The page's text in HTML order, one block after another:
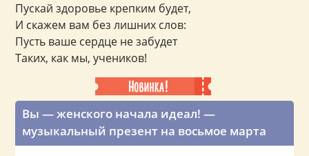
Вы — женского начала идеал! —
музыкальный презент на восьмое марта
Пускай здоровье крепким будет,
И скажем вам без лишних слов:
Пусть ваше сердце не забудет
Таких, как мы, учеников!